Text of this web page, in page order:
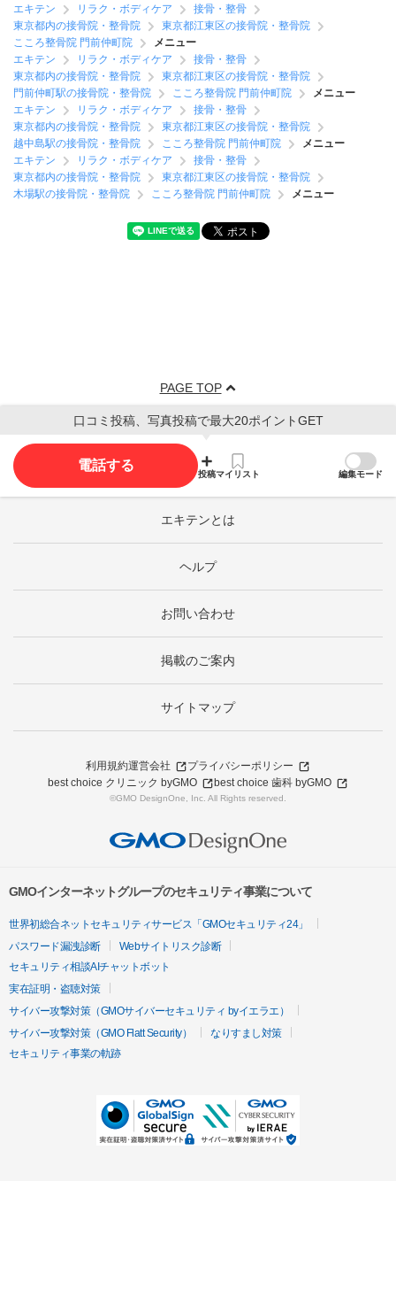
エキテン リラク・ボディケア
接骨・整骨
東京都内の接骨院・整骨院
東京都江東区の接骨院・整骨院
こころ整骨院 門前仲町院
メニュー
エキテン
リラク・ボディケア
接骨・整骨
東京都内の接骨院・整骨院
東京都江東区の接骨院・整骨院
門前仲町駅の接骨院・整骨院
こころ整骨院 門前仲町院
メニュー
エキテン
リラク・ボディケア
接骨・整骨
東京都内の接骨院・整骨院
東京都江東区の接骨院・整骨院
越中島駅の接骨院・整骨院
こころ整骨院 門前仲町院
メニュー
エキテン
リラク・ボディケア
接骨・整骨
東京都内の接骨院・整骨院
東京都江東区の接骨院・整骨院
木場駅の接骨院・整骨院
こころ整骨院 門前仲町院 メニュー
PAGE TOP
口コミ投稿、写真投稿で最大20ポイントGET
電話する
投稿マイリスト 編集モード
エキテンとは
ヘルプ
お問い合わせ
掲載のご案内
サイトマップ
利用規約運営会社
プライバシーポリシー
best choice クリニック byGMO
best choice 歯科 byGMO
©GMO DesignOne, Inc. All Rights reserved.
GMOインターネットグループのセキュリティ事業について
世界初総合ネットセキュリティサービス「GMOセキュリティ24」
パスワード漏洩診断
Webサイトリスク診断
セキュリティ相談AIチャットボット
実在証明・盗聴対策
サイバー攻撃対策（GMOサイバーセキュリティ byイエラエ）
サイバー攻撃対策（GMO Flatt Security）
なりすまし対策
セキュリティ事業の軌跡